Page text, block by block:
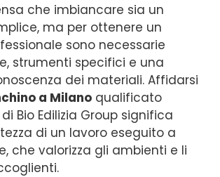
che imbiancare sia un
ma per ottenere un
sono necessarie
strumenti specifici e una
dei materiali. Affidarsi
a Milano qualificato
Bio Edilizia Group significa
di un lavoro eseguito a
che valorizza gli ambienti e li